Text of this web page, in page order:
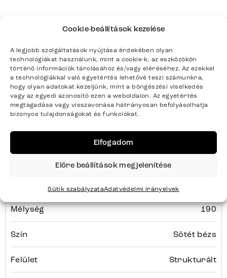
Cookie-beállítások kezelése
A legjobb szolgáltatások nyújtása érdekében olyan
technológiákat használunk, mint a cookie-k, az eszközökön
történő információk tárolásához és/vagy eléréséhez. Az ezekkel
a technológiákkal való egyetértés lehetővé teszi számunkra,
hogy olyan adatokat kezeljünk, mint a böngészési viselkedés
vagy az egyedi azonosító ezen a weboldalon. Az egyetértés
megtagadása vagy visszavonása hátrányosan befolyásolhatja
bizonyos tulajdonságokat és funkciókat.
Elfogadom
Előre beállítások megjelenítése
Sütik szabályzataAdatvédelmi irányelvek
Termék paraméterei
Színek Sötétbézs, Fekete
Termék súlya kg-ban 106.5
Bútortípus Padok
Mélység 190
Szín Sötét bézs
Felület Strukturált